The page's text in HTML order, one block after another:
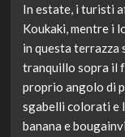
In estate, i turisti
Koukaki, mentre i
in questa terrazza
tranquillo sopra il
proprio angolo di
sgabelli colorati e
banana e